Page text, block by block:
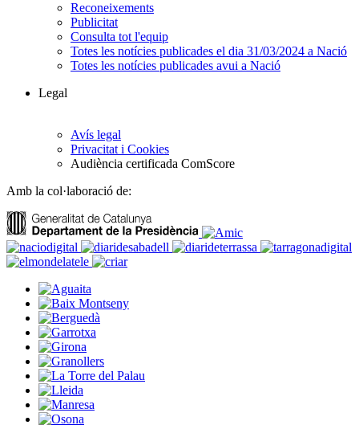
Reconeixements
Publicitat
Consulta tot l'equip
Totes les notícies publicades el dia 31/03/2024 a Nació
Totes les notícies publicades avui a Nació
Legal
Avís legal
Privacitat i Cookies
Audiència certificada ComScore
Amb la col·laboració de: